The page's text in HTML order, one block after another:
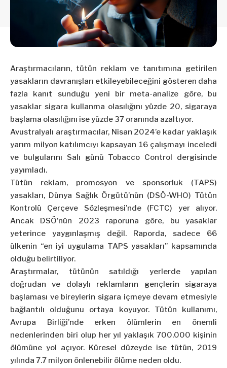
Araştırmacıların, tütün reklam ve tanıtımına getirilen
yasakların davranışları etkileyebileceğini gösteren daha
fazla kanıt sunduğu yeni bir meta-analize göre, bu
yasaklar sigara kullanma olasılığını yüzde 20, sigaraya
başlama olasılığını ise yüzde 37 oranında azaltıyor.
Avustralyalı araştırmacılar, Nisan 2024’e kadar yaklaşık
yarım milyon katılımcıyı kapsayan 16 çalışmayı inceledi
ve bulgularını Salı günü Tobacco Control dergisinde
yayımladı.
Tütün reklam, promosyon ve sponsorluk (TAPS)
yasakları, Dünya Sağlık Örgütü’nün (DSÖ-WHO) Tütün
Kontrolü Çerçeve Sözleşmesi’nde (FCTC) yer alıyor.
Ancak DSÖ’nün 2023 raporuna göre, bu yasaklar
yeterince yaygınlaşmış değil. Raporda, sadece 66
ülkenin “en iyi uygulama TAPS yasakları” kapsamında
olduğu belirtiliyor.
Araştırmalar, tütünün satıldığı yerlerde yapılan
doğrudan ve dolaylı reklamların gençlerin sigaraya
başlaması ve bireylerin sigara içmeye devam etmesiyle
bağlantılı olduğunu ortaya koyuyor. Tütün kullanımı,
Avrupa Birliği’nde erken ölümlerin en önemli
nedenlerinden biri olup her yıl yaklaşık 700.000 kişinin
ölümüne yol açıyor. Küresel düzeyde ise tütün, 2019
yılında 7.7 milyon önlenebilir ölüme neden oldu.